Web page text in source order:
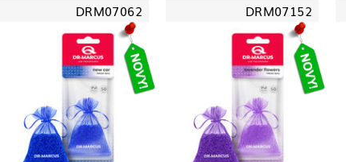
DRM07062 DRM07152